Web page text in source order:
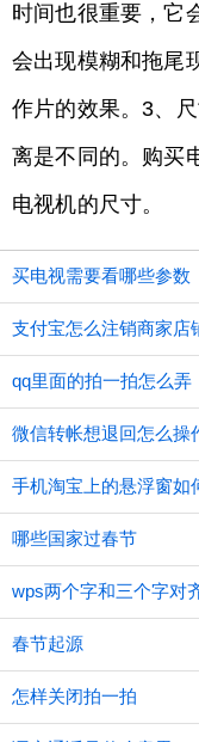
时间也很重要，它
会出现模糊和拖尾
作片的效果。3、
离是不同的。购买
电视机的尺寸。
买电视需要看哪些参数
支付宝怎么注销商家店
qq里面的拍一拍怎么弄
微信转帐想退回怎么操
手机淘宝上的悬浮窗如
哪些国家过春节
wps两个字和三个字对
春节起源
怎样关闭拍一拍